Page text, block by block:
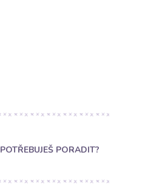
POTŘEBUJEŠ PORADIT?